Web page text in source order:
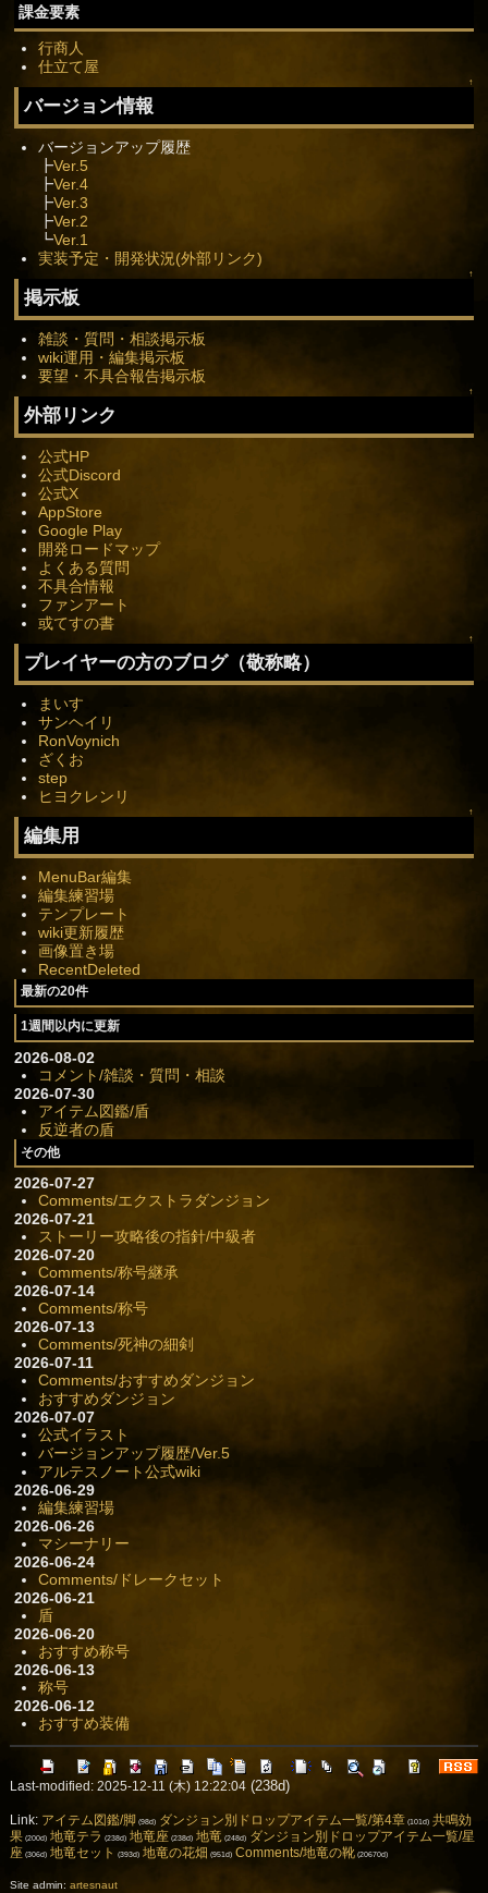
課金要素
行商人
仕立て屋
↑
バージョン情報
バージョンアップ履歴
┣Ver.5
┣Ver.4
┣Ver.3
┣Ver.2
┗Ver.1
実装予定・開発状況(外部リンク)
↑
掲示板
雑談・質問・相談掲示板
wiki運用・編集掲示板
要望・不具合報告掲示板
↑
外部リンク
公式HP
公式Discord
公式X
AppStore
Google Play
開発ロードマップ
よくある質問
不具合情報
ファンアート
或てすの書
↑
プレイヤーの方のブログ（敬称略）
まいす
サンヘイリ
RonVoynich
ざくお
step
ヒヨクレンリ
↑
編集用
MenuBar編集
編集練習場
テンプレート
wiki更新履歴
画像置き場
RecentDeleted
最新の20件
1週間以内に更新
2026-08-02
コメント/雑談・質問・相談
2026-07-30
アイテム図鑑/盾
反逆者の盾
その他
2026-07-27
Comments/エクストラダンジョン
2026-07-21
ストーリー攻略後の指針/中級者
2026-07-20
Comments/称号継承
2026-07-14
Comments/称号
2026-07-13
Comments/死神の細剣
2026-07-11
Comments/おすすめダンジョン
おすすめダンジョン
2026-07-07
公式イラスト
バージョンアップ履歴/Ver.5
アルテスノート公式wiki
2026-06-29
編集練習場
2026-06-26
マシーナリー
2026-06-24
Comments/ドレークセット
2026-06-21
盾
2026-06-20
おすすめ称号
2026-06-13
称号
2026-06-12
おすすめ装備
Last-modified: 2025-12-11 (木) 12:22:04(238d)
Link: アイテム図鑑/脚 (98d) ダンジョン別ドロップアイテム一覧/第4章 (101d) 共鳴効
果(200d) 地竜テラ (238d) 地竜座 (238d) 地竜 (248d) ダンジョン別ドロップアイテム一覧/星
座 (306d) 地竜セット (393d) 地竜の花畑 (951d) Comments/地竜の靴(20670d)
Site admin: artesnaut